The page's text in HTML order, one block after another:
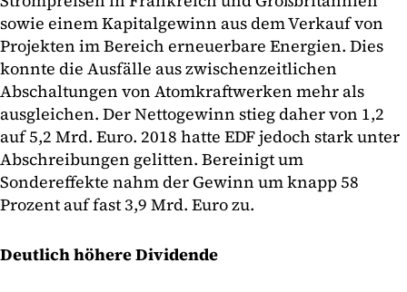
sowie einem Kapitalgewinn aus dem Verkauf von
Projekten im Bereich erneuerbare Energien. Dies
konnte die Ausfälle aus zwischenzeitlichen
Abschaltungen von Atomkraftwerken mehr als
ausgleichen. Der Nettogewinn stieg daher von 1,2
auf 5,2 Mrd. Euro. 2018 hatte EDF jedoch stark unter
Abschreibungen gelitten. Bereinigt um
Sondereffekte nahm der Gewinn um knapp 58
Prozent auf fast 3,9 Mrd. Euro zu.
Deutlich höhere Dividende